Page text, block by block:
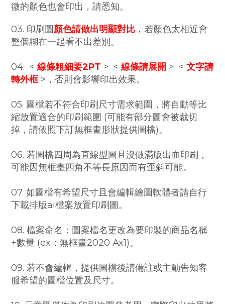
微的顏色也會印出，請悉知。
03. 印刷圖顏色請做出明顯對比 ，若顏色太相近會
整個糊在一起看不出差別。
04. < 線條粗細要2PT > < 線條請展開 > < 文字請
轉外框>，否則會影響印出效果。
05. 圖檔若不符合印刷尺寸需求範圍，將自動等比
縮放置適合的印刷範圍 (可能有部分圖會被裁切
掉，請依照下訂無框畫形狀提供圖檔)。
06. 若圖檔四周為直線型圖且沒做滿版出血印刷，
可能因無框畫四角不等長原因而有歪斜可能。
07. 如圖檔有希望尺寸且會編輯繪圖軟體者請自行
下載排版ai檔案放置印刷圖。
08. 檔案命名：圖案檔名更改為要印製的商品名稱
+數量 (ex：無框畫2020 Ax1)。
09. 若不會編輯，提供圖檔後請備註或主動告知客
服希望的圖檔位置及尺寸。